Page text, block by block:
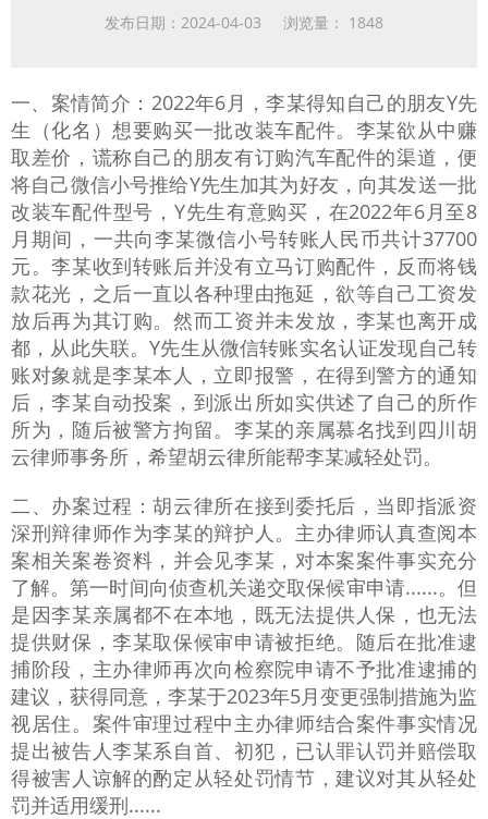
发布日期：2024-04-03 浏览量： 1848
一、 案情简介： 2022年6月，李某得知自己的朋友Y先
生（化名）想要购买一批改装车配件。李某欲从中赚
取差价，谎称自己的朋友有订购汽车配件的渠道，便
将自己微信小号推给Y先生加其为好友，向其发送一批
改装车配件型号，Y先生有意购买，在2022年6月至8
月期间，一共向李某微信小号转账人民币共计37700
元。李某收到转账后并没有立马订购配件，反而将钱
款花光，之后一直以各种理由拖延，欲等自己工资发
放后再为其订购。然而工资并未发放，李某也离开成
都，从此失联。Y先生从微信转账实名认证发现自己转
账对象就是李某本人，立即报警，在得到警方的通知
后，李某自动投案，到派出所如实供述了自己的所作
所为，随后被警方拘留。李某的亲属慕名找到四川胡
云律师事务所，希望胡云律所能帮李某减轻处罚。
二、办案过程：胡云律所在接到委托后，当即指派资
深刑辩律师作为李某的辩护人。主办律师认真查阅本
案相关案卷资料，并会见李某，对本案案件事实充分
了解。第一时间向侦查机关递交取保候审申请......。但
是因李某亲属都不在本地，既无法提供人保，也无法
提供财保，李某取保候审申请被拒绝。随后在批准逮
捕阶段，主办律师再次向检察院申请不予批准逮捕的
建议，获得同意，李某于2023年5月变更强制措施为监
视居住。案件审理过程中主办律师结合案件事实情况
提出被告人李某系自首、初犯，已认罪认罚并赔偿取
得被害人谅解的酌定从轻处罚情节，建议对其从轻处
罚并适用缓刑......